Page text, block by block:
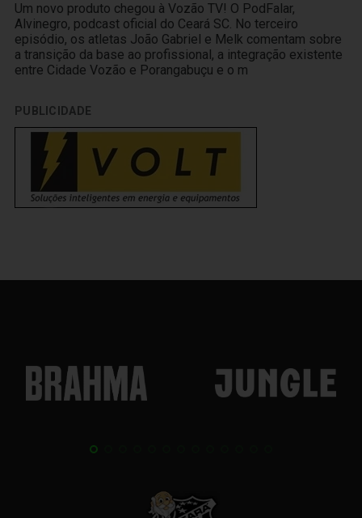
Um novo produto chegou à Vozão TV! O PodFalar,
Alvinegro, podcast oficial do Ceará SC. No terceiro
episódio, os atletas João Gabriel e Melk comentam sobre
a transição da base ao profissional, a integração existente
entre Cidade Vozão e Porangabuçu e o m
PUBLICIDADE